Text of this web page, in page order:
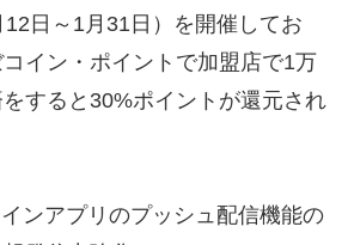
日～1月31日）を開催してお
コイン・ポイントで加盟店で1万
すると30%ポイントが還元され
ンアプリのプッシュ配信機能の